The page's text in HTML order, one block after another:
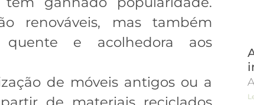
renováveis, mas também
e acolhedora aos
de móveis antigos ou a